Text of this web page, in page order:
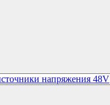
напряжения 48V